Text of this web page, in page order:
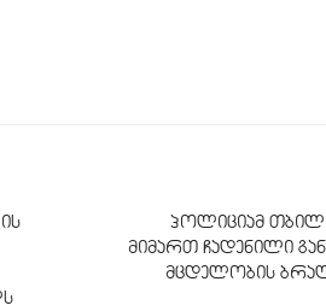
პოლიციამ
მიმართ ჩადენილი
მცდელობის